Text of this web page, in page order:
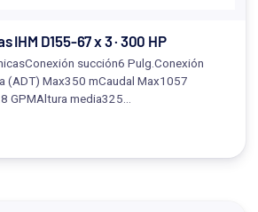
IHM D155-67 x 3 · 300 HP
succión6 Pulg.Conexión
(ADT) Max350 mCaudal Max1057
GPMAltura media325…